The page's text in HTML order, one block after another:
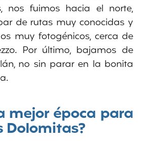
nos fuimos hacia el norte,
de rutas muy conocidas y
muy fotogénicos, cerca de
Por último, bajamos de
no sin parar en la bonita
mejor época para
Dolomitas?